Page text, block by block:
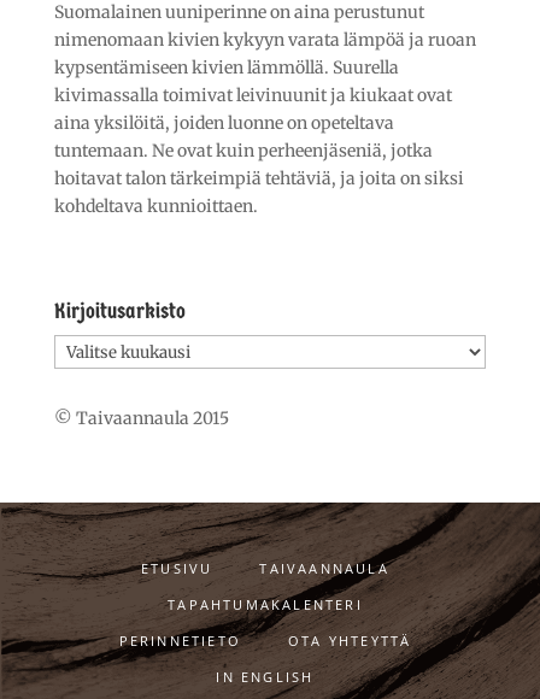
Suomalainen uuniperinne on aina perustunut
nimenomaan kivien kykyyn varata lämpöä ja ruoan
kypsentämiseen kivien lämmöllä. Suurella
kivimassalla toimivat leivinuunit ja kiukaat ovat
aina yksilöitä, joiden luonne on opeteltava
tuntemaan. Ne ovat kuin perheenjäseniä, jotka
hoitavat talon tärkeimpiä tehtäviä, ja joita on siksi
kohdeltava kunnioittaen.
Kirjoitusarkisto
Kirjoitusarkisto
© Taivaannaula 2015
ETUSIVU
TAIVAANNAULA
TAPAHTUMAKALENTERI
PERINNETIETO
OTA YHTEYTTÄ
IN ENGLISH